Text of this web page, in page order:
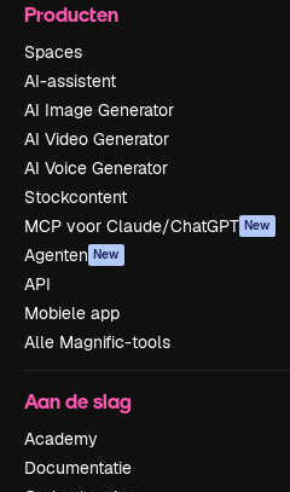
Producten
Spaces
AI-assistent
AI Image Generator
AI Video Generator
AI Voice Generator
Stockcontent
MCP voor Claude/ChatGPT New
Agenten New
API
Mobiele app
Alle Magnific-tools
Aan de slag
Academy
Documentatie